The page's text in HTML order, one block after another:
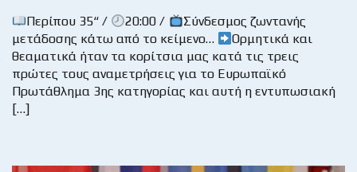
Περίπου 35“ / 20:00 /
Σύνδεσμος ζωντανής
μετάδοσης κάτω από το κείμενο…
Ορμητικά και
θεαματικά ήταν τα κορίτσια μας κατά τις τρεις
πρώτες τους αναμετρήσεις για το Ευρωπαϊκό
Πρωτάθλημα 3ης κατηγορίας και αυτή η εντυπωσιακή
[…]